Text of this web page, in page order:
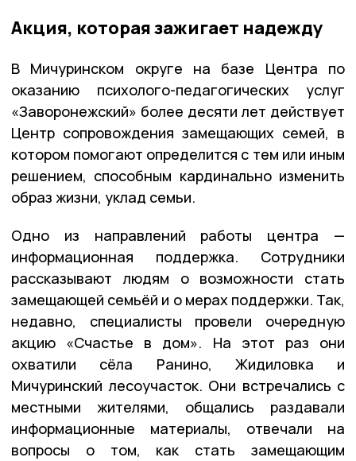
Акция, которая зажигает надежду
В Мичуринском округе на базе Центра по
оказанию психолого-педагогических услуг
«Заворонежский» более десяти лет действует
Центр сопровождения замещающих семей, в
котором помогают определится с тем или иным
решением, способным кардинально изменить
образ жизни, уклад семьи.
Одно из направлений работы центра —
информационная поддержка. Сотрудники
рассказывают людям о возможности стать
замещающей семьёй и о мерах поддержки. Так,
недавно, специалисты провели очередную
акцию «Счастье в дом». На этот раз они
охватили сёла Ранино, Жидиловка и
Мичуринский лесоучасток. Они встречались с
местными жителями, общались раздавали
информационные материалы, отвечали на
вопросы о том, как стать замещающим